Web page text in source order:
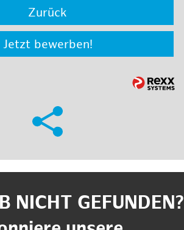
Zurück
Jetzt bewerben!
NICHT GEFUNDEN?